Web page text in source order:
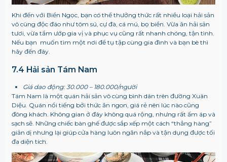
Khi đến với Biển Ngọc, bạn có thể thưởng thức rất nhiều loại hải sản
vô cùng độc đáo như tôm sú, cự đà, cá mú, bọ biển. Vừa ăn hải sản
tươi, vừa tẩm ướp gia vị và phục vụ cũng rất nhanh chóng, tận tình.
Nếu bạn muốn tìm một nơi để tụ tập cùng gia đình và bạn bè thì
hãy đến đây.
7.4 Hải sản Tám Nam
Giá dao động: 30.000 – 180.000/người
Tám Nam là một quán hải sản vô cùng bình dân trên đường Xuân
Diệu. Quán nổi tiếng bởi thức ăn ngon, giá rẻ nên lúc nào cũng
đông khách. Không gian ở đây không quá rộng, nhưng rất ấm áp và
sạch sẽ. Những chiếc bàn ghế được sắp xếp một cách “thẳng hàng”
giản dị nhưng lại giúp cửa hàng luôn ngăn nắp và tận dụng được tối
đa diện tích.